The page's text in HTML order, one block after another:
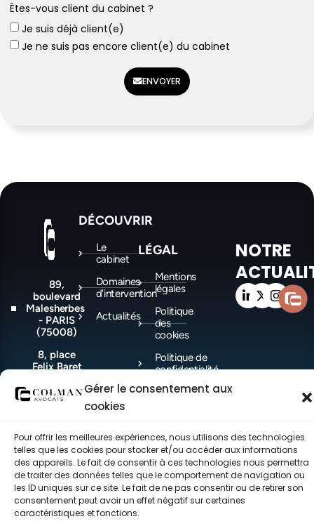
Gérer le consentement aux
cookies
Pour offrir les meilleures expériences, nous utilisons des technologies
telles que les cookies pour stocker et/ou accéder aux informations
des appareils. Le fait de consentir à ces technologies nous permettra
de traiter des données telles que le comportement de navigation ou
les ID uniques sur ce site. Le fait de ne pas consentir ou de retirer son
consentement peut avoir un effet négatif sur certaines
caractéristiques et fonctions.
Êtes-vous client du cabinet ?
Je suis déjà client(e)
Je ne suis pas encore client(e) du cabinet
ENVOYER
89,
boulevard
Malesherbes
- PARIS
(75008)
8, place
Felix Baret
MARSEILLE
(13006)
DÉCOUVRIR
Le
cabinet
Domaines
d'intervention
Actualités
LÉGAL
Mentions
légales
Politique
des
cookies
Politique de
confidentialité
NOTRE
©COLMAN Avocats 2021-2026 – Tous droits réservés – made with ♥ by
CEC.